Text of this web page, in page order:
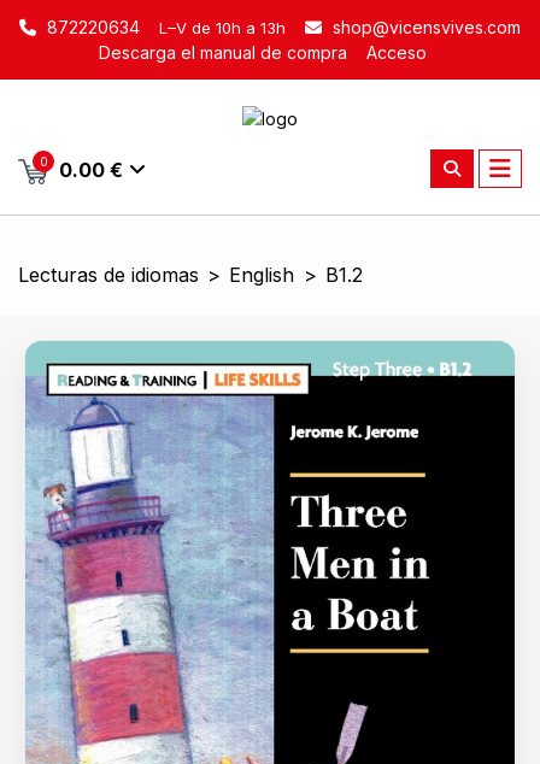
872220634 L–V de 10h a 13h
shop@vicensvives.com
Descarga el manual de compra
Acceso
0 0.00 €
Lecturas de idiomas > English > B1.2